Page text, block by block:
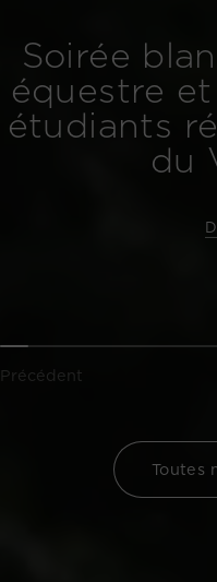
Soirée
équestre
étudiants
du
Précédent
Toutes